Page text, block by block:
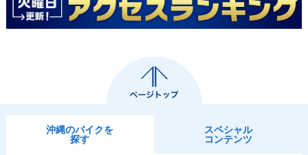
沖縄のバイクを
探す
スペシャル
コンテンツ